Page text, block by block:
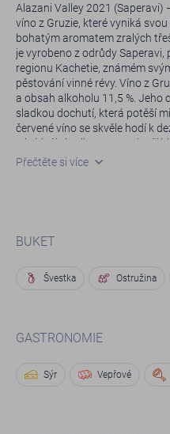
Alazani Valley 2021 (Saperavi)
víno z Gruzie, které vyniká
bohatým aromatem zralých
je vyrobeno z odrůdy
regionu Kachetie, známém
pěstování vinné révy. Víno z
a obsah alkoholu 11,5 %. Jeho
sladkou dochutí, která potěší
červené víno se skvěle hodí k
a je ideální volbou pro ty, kteří
harmonickým profilem.
Přečtěte si více
BUKET
Švestka Ostružina
GASTRONOMIE
Sýr Vepřové